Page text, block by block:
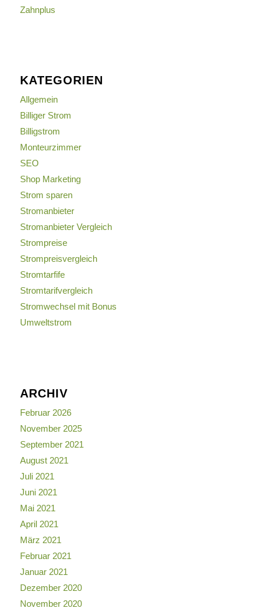
Zahnplus
KATEGORIEN
Allgemein
Billiger Strom
Billigstrom
Monteurzimmer
SEO
Shop Marketing
Strom sparen
Stromanbieter
Stromanbieter Vergleich
Strompreise
Strompreisvergleich
Stromtarfife
Stromtarifvergleich
Stromwechsel mit Bonus
Umweltstrom
ARCHIV
Februar 2026
November 2025
September 2021
August 2021
Juli 2021
Juni 2021
Mai 2021
April 2021
März 2021
Februar 2021
Januar 2021
Dezember 2020
November 2020